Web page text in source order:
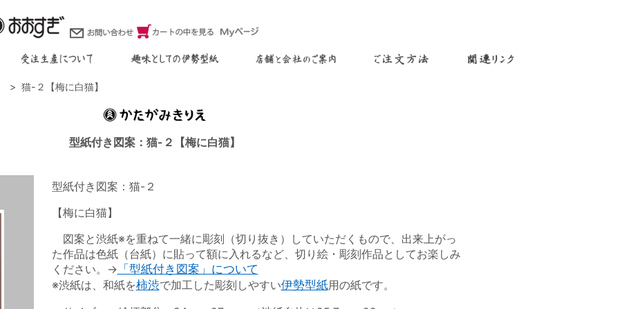
猫-２【梅に白猫】
型紙付き図案：猫-２【梅に白猫】
型紙付き図案：猫-２
【梅に白猫】
図案と渋紙※を重ねて一緒に彫刻（切り抜き）していただくもので、出来上がっ
た作品は色紙（台紙）に貼って額に入れるなど、切り絵・彫刻作品としてお楽しみ
ください。→ 「型紙付き図案」について
※渋紙は、和紙を柿渋で加工した彫刻しやすい伊勢型紙用の紙です。